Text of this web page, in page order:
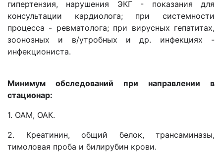
гипертензия, нарушения ЭКГ - показания для
консультации кардиолога; при системности
процесса - ревматолога; при вирусных гепатитах,
зоонозных и в/утробных и др. инфекциях -
инфекциониста.
Минимум обследований при направлении в
стационар:
1. ОАМ, ОАК.
2. Креатинин, общий белок, трансаминазы,
тимоловая проба и билирубин крови.